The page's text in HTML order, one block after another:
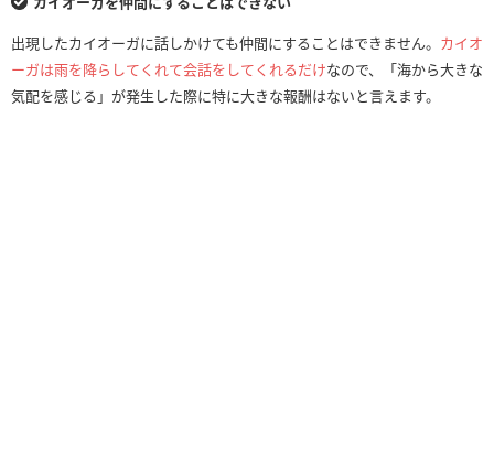
出現したカイオーガに話しかけても仲間にすることはできません。 カイオ
ーガは雨を降らしてくれて会話をしてくれるだけなので、「海から大きな
気配を感じる」が発生した際に特に大きな報酬はないと言えます。